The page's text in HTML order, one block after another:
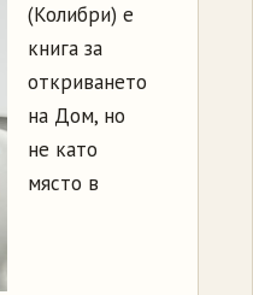
(Колибри) е
книга за
откриването
на Дом, но
не като
място в